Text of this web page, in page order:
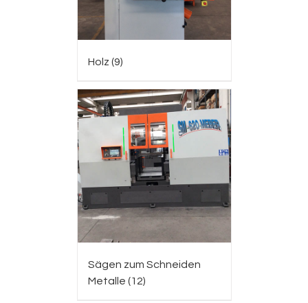
Holz (9)
Sägen zum Schneiden
Metalle (12)